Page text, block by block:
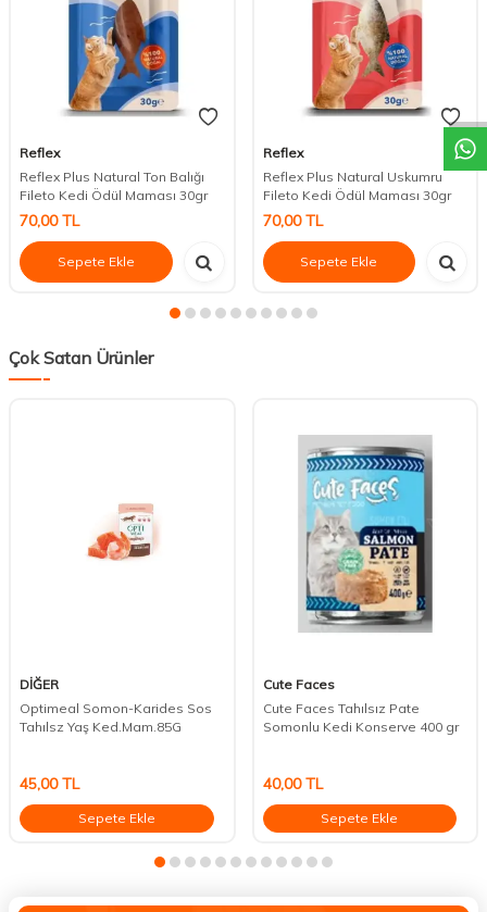
DESTEK
Reflex
Reflex Plus Natural Ton Balığı
Fileto Kedi Ödül Maması 30gr
70,00TL
Sepete Ekle
Reflex
Reflex Plus Natural Uskumru
Fileto Kedi Ödül Maması 30gr
70,00TL
Sepete Ekle
Çok Satan Ürünler
DİĞER
Optimeal Somon-Karides Sos
Tahılsz Yaş Ked.Mam.85G
45,00TL
Sepete Ekle
Cute Faces
Cute Faces Tahılsız Pate
Somonlu Kedi Konserve 400 gr
40,00TL
Sepete Ekle